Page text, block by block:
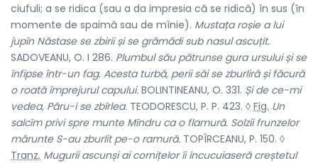
ciufuli; a se ridica (sau a da impresia că se ridică) în sus (în
momente de spaimă sau de mînie). Mustața roșie a lui
jupîn Năstase se zbirii și se grămădi sub nasul ascuțit.
SADOVEANU, O. I 286. Plumbul său pătrunse gura ursului și se
înfipse într-un fag. Acesta turbă, perii săi se zburliră și făcură
o roată împrejurul capului. BOLINTINEANU, O. 331. Și de ce-mi
vedea, Păru-i se zbîrlea. TEODORESCU, P. P. 423. ◊ Fig. Un
salcîm privi spre munte Mîndru ca o flamură. Solzii frunzelor
mărunte S-au zburlit pe-o ramură. TOPÎRCEANU, P. 150. ◊
Tranz. Mugurii ascunși ai cornițelor îi încucuiaseră creștetul